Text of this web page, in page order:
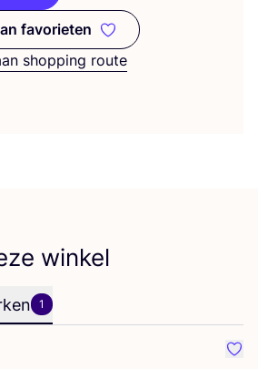
favorieten
Toevoegen aan favorieten
shopping route
winkel
1